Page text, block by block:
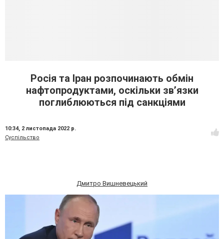
Росія та Іран розпочинають обмін
нафтопродуктами, оскільки зв’язки
поглиблюються під санкціями
10:34, 2 листопада 2022 р.
Суспільство
Дмитро Вишневецький